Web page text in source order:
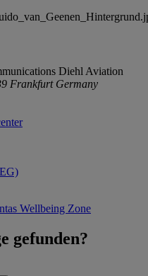
Diehl Aviation
Frankfurt Germany
Wellbeing Zone
gefunden?